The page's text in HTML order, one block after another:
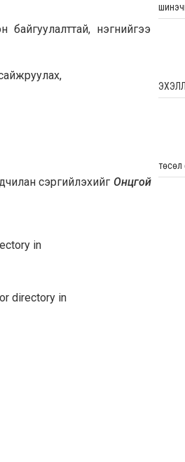
нэгнийгээ
сэргийлэхийг Онцгой
in
directory in
төсөл